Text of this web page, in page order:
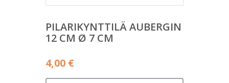
PILARIKYNTTILÄ AUBERGIN
12 CM Ø 7 CM
4,00 €